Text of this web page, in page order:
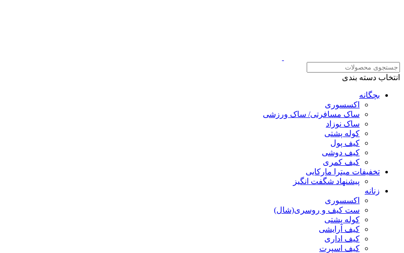
انتخاب دسته بندی
بچگانه
اکسسوری
ساک مسافرتی/ ساک ورزشی
ساک نوزاد
کوله پشتی
کیف پول
کیف دوشی
کیف کمری
تخفیفات میترا مارکایی
پیشنهاد شگفت انگیز
زنانه
اکسسوری
ست کیف و روسری(شال)
کوله پشتی
کیف آرایشی
کیف اداری
کیف اسپرت